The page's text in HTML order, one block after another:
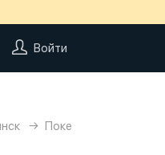
Войти
Поке